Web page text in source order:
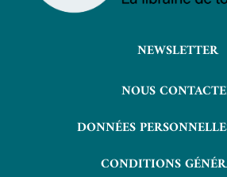
NEWSLETTER
NOUS
DONNÉES
CONDITIONS